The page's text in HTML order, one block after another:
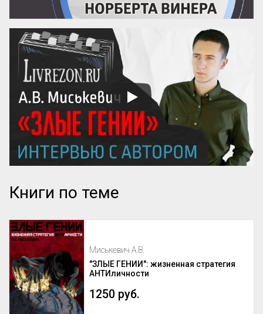
Книги по теме
Миськевич А.В.
"ЗЛЫЕ ГЕНИИ": жизненная стратегия
АНТИличности
1250 руб.